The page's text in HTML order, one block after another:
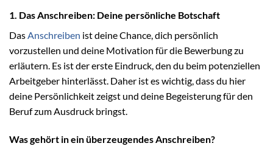
1. Das Anschreiben: Deine persönliche Botschaft
DasAnschreiben ist deine Chance, dich persönlich
vorzustellen und deine Motivation für die Bewerbung zu
erläutern. Es ist der erste Eindruck, den du beim potenziellen
Arbeitgeber hinterlässt. Daher ist es wichtig, dass du hier
deine Persönlichkeit zeigst und deine Begeisterung für den
Beruf zum Ausdruck bringst.
Was gehört in ein überzeugendes Anschreiben?